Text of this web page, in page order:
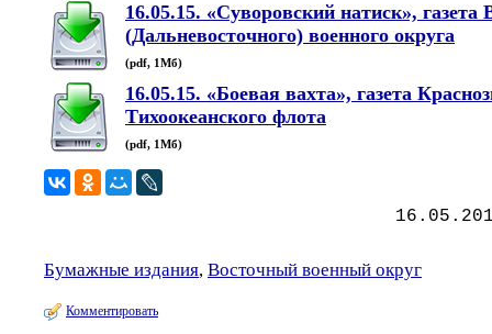
16.05.15. «Суворовский натиск», газета
(Дальневосточного) военного округа
(pdf, 1Мб)
16.05.15. «Боевая вахта», газета
Тихоокеанского флота
(pdf, 1Мб)
Бумажные издания, Восточный военный округ
Комментировать